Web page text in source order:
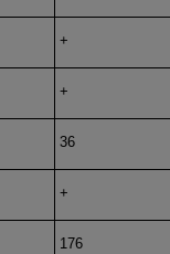
+
+
36
+
176